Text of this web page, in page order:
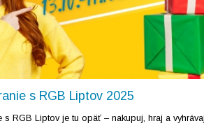
s RGB Liptov 2025
s RGB Liptov je tu opäť – nakupuj, hraj a